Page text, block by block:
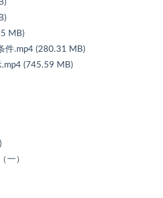
MB)
件.mp4 (280.31 MB)
(745.59 MB)
一）